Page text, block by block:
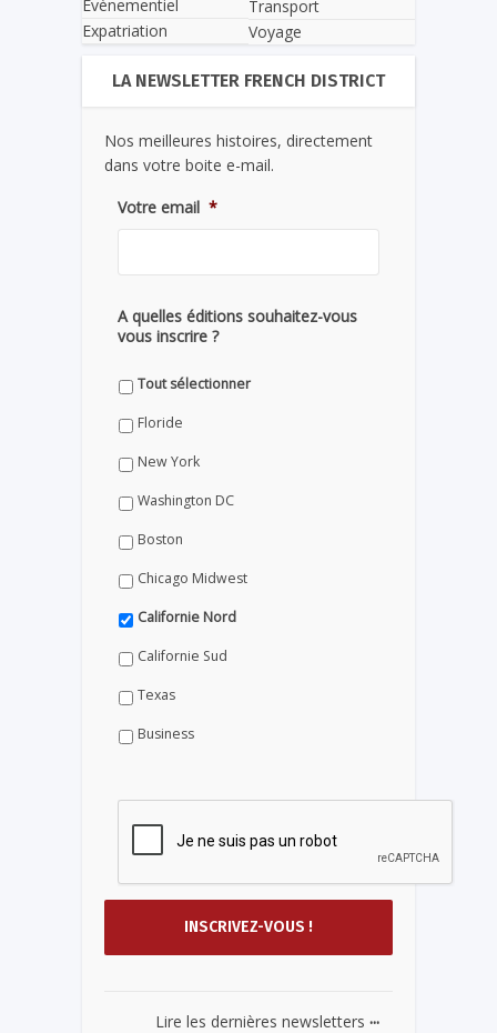
Evènementiel
Expatriation
Transport
Voyage
LA NEWSLETTER FRENCH DISTRICT
Nos meilleures histoires, directement
dans votre boite e-mail.
Votre email *
A quelles éditions souhaitez-vous
vous inscrire ?
Tout sélectionner
Floride
New York
Washington DC
Boston
Chicago Midwest
Californie Nord
Californie Sud
Texas
Business
Lire les dernières newsletters ...